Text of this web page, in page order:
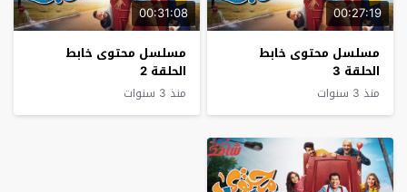
00:27:19
مسلسل محتوى خابط
الحلقة 3
منذ 3 سنوات
00:31:08
مسلسل محتوى خابط
الحلقة 2
منذ 3 سنوات